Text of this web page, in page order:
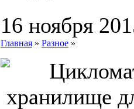
16 ноября
Главная » Разное »